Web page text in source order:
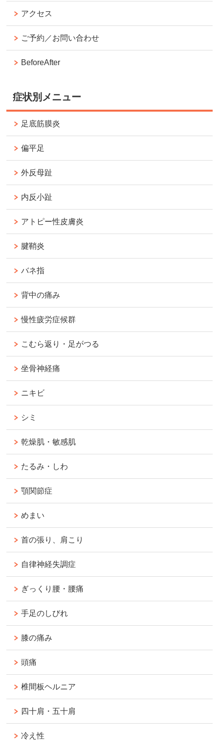
アクセス
ご予約／お問い合わせ
BeforeAfter
症状別メニュー
足底筋膜炎
偏平足
外反母趾
内反小趾
アトピー性皮膚炎
腱鞘炎
バネ指
背中の痛み
慢性疲労症候群
こむら返り・足がつる
坐骨神経痛
ニキビ
シミ
乾燥肌・敏感肌
たるみ・しわ
顎関節症
めまい
首の張り、肩こり
自律神経失調症
ぎっくり腰・腰痛
手足のしびれ
膝の痛み
頭痛
椎間板ヘルニア
四十肩・五十肩
冷え性